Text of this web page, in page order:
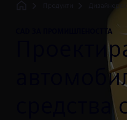
CAD ЗА ПРОМИШЛЕНОСТТА